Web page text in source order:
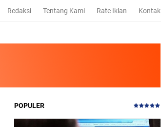
Redaksi Tentang Kami Rate Iklan Kontak
POPULER